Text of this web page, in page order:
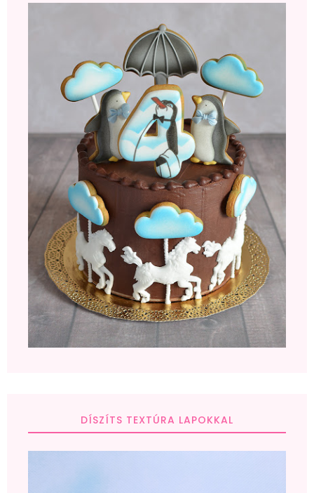
DÍSZÍTS TEXTÚRA LAPOKKAL